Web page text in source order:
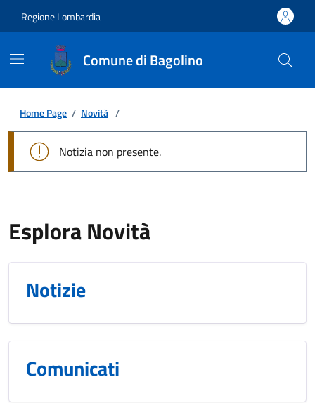
Regione Lombardia
Comune di Bagolino
Home Page / Novità /
Notizia non presente.
Esplora Novità
Notizie
Comunicati